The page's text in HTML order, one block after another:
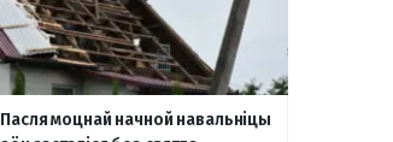
m е
моцнай начной навальніцы